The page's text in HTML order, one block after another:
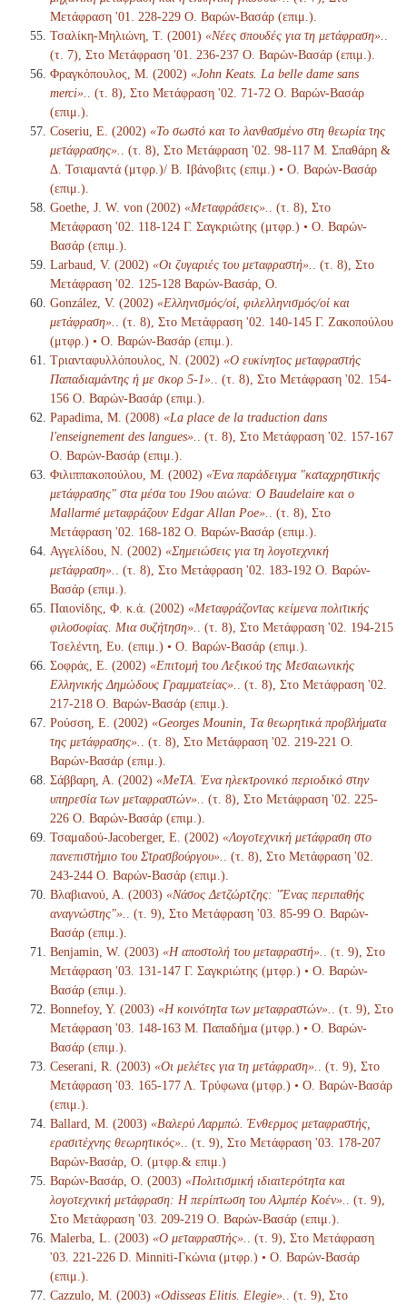
Μετάφραση '01. 228-229 Ο. Βαρών-Βασάρ (επιμ.).
Τσαλίκη-Μηλιώνη, Τ. (2001) «Νέες σπουδές για τη μετάφραση».
(τ. 7), Στο Μετάφραση '01. 236-237 Ο. Βαρών-Βασάρ (επιμ.).
Φραγκόπουλος, Μ. (2002) «John Keats. La belle dame sans
merci».
. (τ. 8), Στο Μετάφραση '02. 71-72 Ο. Βαρών-Βασάρ
(επιμ.).
Coseriu, E. (2002) «Το σωστό και το λανθασμένο στη θεωρία της
μετάφρασης».
. (τ. 8), Στο Μετάφραση '02. 98-117 Μ. Σπαθάρη &
Δ. Τσιαμαντά (μτφρ.)/ Β. Ιβάνοβιτς (επιμ.) • Ο. Βαρών-Βασάρ
(επιμ.).
Goethe, J. W. von (2002) «Μεταφράσεις».
. (τ. 8), Στο
Μετάφραση '02. 118-124 Γ. Σαγκριώτης (μτφρ.) • Ο. Βαρών-
Βασάρ (επιμ.).
Larbaud, V. (2002) «Οι ζυγαριές του μεταφραστή».
. (τ. 8), Στο
Μετάφραση '02. 125-128 Βαρών-Βασάρ, Ο.
González, V. (2002) «Ελληνισμός/οί, φιλελληνισμός/οί και
μετάφραση».
. (τ. 8), Στο Μετάφραση '02. 140-145 Γ. Ζακοπούλου
(μτφρ.) • Ο. Βαρών-Βασάρ (επιμ.).
Τριανταφυλλόπουλος, Ν. (2002) «Ο ευκίνητος μεταφραστής
Παπαδιαμάντης ή με σκορ 5-1».
. (τ. 8), Στο Μετάφραση '02. 154-
156 Ο. Βαρών-Βασάρ (επιμ.).
Papadima, M. (2008) «La place de la traduction dans
l'enseignement des langues».
. (τ. 8), Στο Μετάφραση '02. 157-167
Ο. Βαρών-Βασάρ (επιμ.).
Φιλιππακοπούλου, Μ. (2002) «Ένα παράδειγμα "καταχρηστικής
μετάφρασης" στα μέσα του 19ου αιώνα: Ο Baudelaire και ο
Mallarmé μεταφράζουν Edgar Allan Poe».
. (τ. 8), Στο
Μετάφραση '02. 168-182 Ο. Βαρών-Βασάρ (επιμ.).
Αγγελίδου, Ν. (2002) «Σημειώσεις για τη λογοτεχνική
μετάφραση».
. (τ. 8), Στο Μετάφραση '02. 183-192 Ο. Βαρών-
Βασάρ (επιμ.).
Παιονίδης, Φ. κ.ά. (2002) «Μεταφράζοντας κείμενα πολιτικής
φιλοσοφίας. Μια συζήτηση».
. (τ. 8), Στο Μετάφραση '02. 194-215
Τσελέντη, Ευ. (επιμ.) • Ο. Βαρών-Βασάρ (επιμ.).
Σοφράς, Ε. (2002) «Επιτομή του Λεξικού της Μεσαιωνικής
Ελληνικής Δημώδους Γραμματείας».
. (τ. 8), Στο Μετάφραση '02.
217-218 Ο. Βαρών-Βασάρ (επιμ.).
Ρούσση, Ε. (2002) «Georges Mounin, Tα θεωρητικά προβλήματα
της μετάφρασης».
. (τ. 8), Στο Μετάφραση '02. 219-221 Ο.
Βαρών-Βασάρ (επιμ.).
Σάββαρη, Α. (2002) «MeTA. Ένα ηλεκτρονικό περιοδικό στην
υπηρεσία των μεταφραστών».
. (τ. 8), Στο Μετάφραση '02. 225-
226 Ο. Βαρών-Βασάρ (επιμ.).
Τσαμαδού-Jacoberger, Ε. (2002) «Λογοτεχνική μετάφραση στο
πανεπιστήμιο του Στρασβούργου».
. (τ. 8), Στο Μετάφραση '02.
243-244 Ο. Βαρών-Βασάρ (επιμ.).
Βλαβιανού, Α. (2003) «Νάσος Δετζώρτζης: "Ένας περιπαθής
αναγνώστης"».
. (τ. 9), Στο Μετάφραση '03. 85-99 Ο. Βαρών-
Βασάρ (επιμ.).
Benjamin, W. (2003) «Η αποστολή του μεταφραστή».
. (τ. 9), Στο
Μετάφραση '03. 131-147 Γ. Σαγκριώτης (μτφρ.) • Ο. Βαρών-
Βασάρ (επιμ.).
Bonnefoy, Y. (2003) «Η κοινότητα των μεταφραστών».
. (τ. 9), Στο
Μετάφραση '03. 148-163 Μ. Παπαδήμα (μτφρ.) • Ο. Βαρών-
Βασάρ (επιμ.).
Ceserani, R. (2003) «Οι μελέτες για τη μετάφραση».
. (τ. 9), Στο
Μετάφραση '03. 165-177 Λ. Τρύφωνα (μτφρ.) • Ο. Βαρών-Βασάρ
(επιμ.).
Ballard, M. (2003) «Βαλερύ Λαρμπώ. Ένθερμος μεταφραστής,
ερασιτέχνης θεωρητικός».
. (τ. 9), Στο Μετάφραση '03. 178-207
Βαρών-Βασάρ, Ο. (μτφρ.& επιμ.)
Βαρών-Βασάρ, Ο. (2003) «Πολιτισμική ιδιαιτερότητα και
λογοτεχνική μετάφραση: Η περίπτωση του Αλμπέρ Κοέν».
. (τ. 9),
Στο Μετάφραση '03. 209-219 Ο. Βαρών-Βασάρ (επιμ.).
Malerba, L. (2003) «Ο μεταφραστής».
. (τ. 9), Στο Μετάφραση
'03. 221-226 D. Minniti-Γκώνια (μτφρ.) • Ο. Βαρών-Βασάρ
(επιμ.).
Cazzulo, M. (2003) «Odisseas Elitis. Elegie».
. (τ. 9), Στο